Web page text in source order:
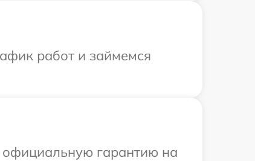
работ и займемся
гарантию на